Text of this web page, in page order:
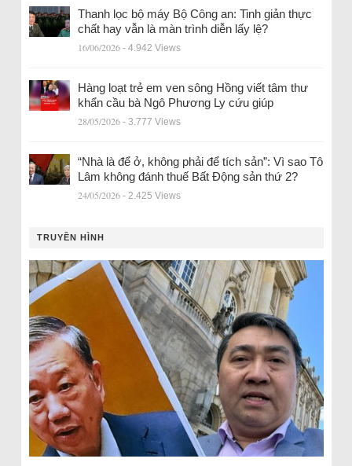
Thanh lọc bộ máy Bộ Công an: Tinh giản thực
chất hay vẫn là màn trình diễn lấy lệ?
16/06/2026 - 4.942 Views
Hàng loạt trẻ em ven sông Hồng viết tâm thư
khẩn cầu bà Ngô Phương Ly cứu giúp
28/05/2026 - 3.777 Views
“Nhà là để ở, không phải để tích sản”: Vì sao Tô
Lâm không đánh thuế Bất Động sản thứ 2?
24/05/2026 - 2.425 Views
TRUYỀN HÌNH